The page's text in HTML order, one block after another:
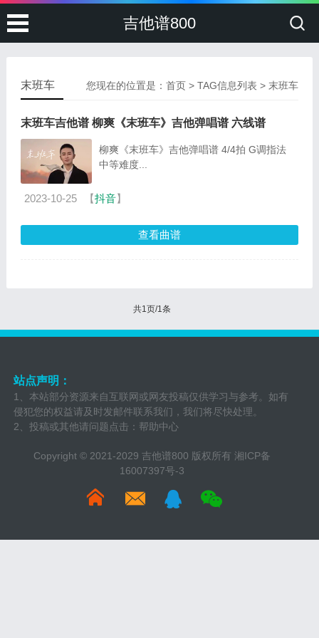
吉他谱800
您现在的位置是：首页 > TAG信息列表 > 末班车
末班车
末班车吉他谱 柳爽《末班车》吉他弹唱谱 六线谱
柳爽《末班车》吉他弹唱谱 4/4拍 G调指法
中等难度...
2023-10-25 【抖音】
查看曲谱
共1页/1条
站点声明：
1、本站部分资源来自互联网或网友投稿仅供学习与参考。如有
侵犯您的权益请及时发邮件联系我们，我们将尽快处理。
2、投稿或其他请问题点击： 帮助中心
Copyright © 2021-2029 吉他谱800 版权所有湘ICP备
16007397号-3